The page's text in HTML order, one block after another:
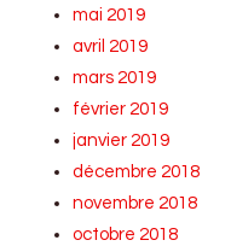
mai 2019
avril 2019
mars 2019
février 2019
janvier 2019
décembre 2018
novembre 2018
octobre 2018